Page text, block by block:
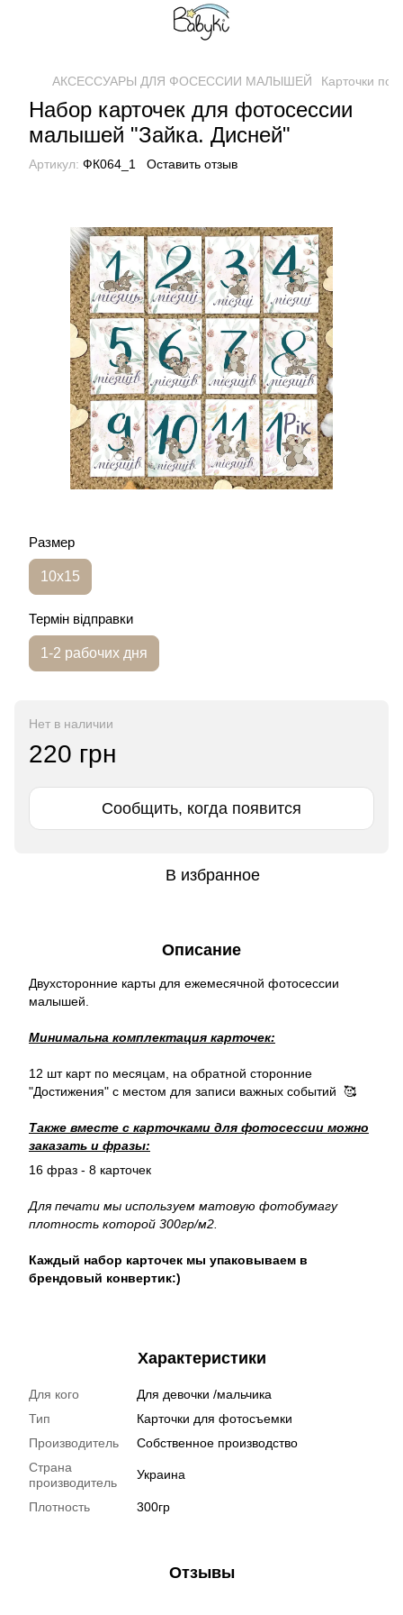
АКСЕССУАРЫ ДЛЯ ФОСЕССИИ МАЛЫШЕЙ Карточки по
Набор карточек для фотосессии
малышей "Зайка. Дисней"
Артикул: ФК064_1 Оставить отзыв
Размер
10х15
Термін відправки
1-2 рабочих дня
Нет в наличии
220 грн
Сообщить, когда появится
В избранное
Описание
Двухсторонние карты для ежемесячной фотосессии
малышей.
Минимальна комплектация карточек:
12 шт карт по месяцам, на обратной сторонние
"Достижения" с местом для записи важных событий 🥰
Также вместе с карточками для фотосессии можно
заказать и фразы:
16 фраз - 8 карточек
Для печати мы используем матовую фотобумагу
плотность которой 300гр/м2.
Каждый набор карточек мы упаковываем в
брендовый конвертик:)
Характеристики
Для кого
Для девочки /мальчика
Тип
Карточки для фотосъемки
Производитель
Собственное производство
Страна
производитель
Украина
Плотность 300гр
Отзывы